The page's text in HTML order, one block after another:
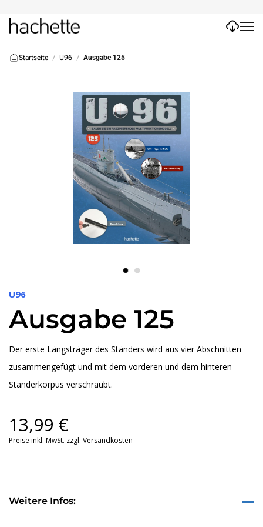
Startseite U96 Ausgabe 125
U96
Ausgabe 125
Der erste Längsträger des Ständers wird aus vier Abschnitten
zusammengefügt und mit dem vorderen und dem hinteren
Ständerkorpus verschraubt.
13,99 €
Preise inkl. MwSt. zzgl. Versandkosten
Weitere Infos: